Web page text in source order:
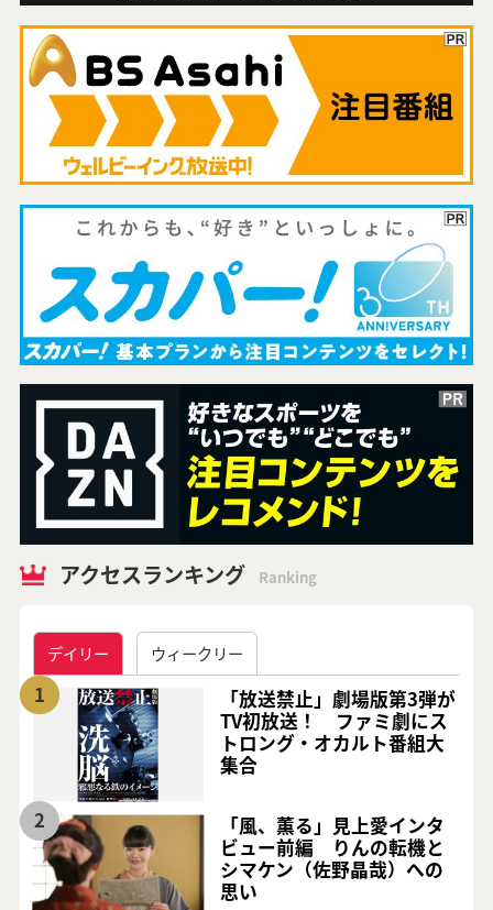
アクセスランキング Ranking
デイリー ウィークリー
1
「放送禁止」劇場版第3弾が
TV初放送！ ファミ劇にス
トロング・オカルト番組大
集合
2
「風、薫る」見上愛インタ
ビュー前編 りんの転機と
シマケン（佐野晶哉）への
思い